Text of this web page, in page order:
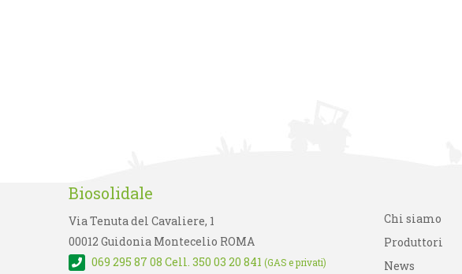
Biosolidale
Via Tenuta del Cavaliere, 1
00012 Guidonia Montecelio ROMA
069 295 87 08 Cell. 350 03 20 841 (GAS e privati)
Chi siamo
Produttori
News